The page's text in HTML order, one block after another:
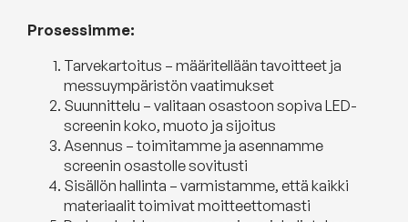
Prosessimme:
Tarvekartoitus – määritellään tavoitteet ja
messuympäristön vaatimukset
Suunnittelu – valitaan osastoon sopiva LED-
screenin koko, muoto ja sijoitus
Asennus – toimitamme ja asennamme
screenin osastolle sovitusti
Sisällön hallinta – varmistamme, että kaikki
materiaalit toimivat moitteettomasti